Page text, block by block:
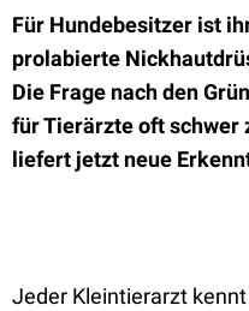
Für Hundebesitzer ist
prolabierte
Die Frage nach den
für Tierärzte oft schwer
liefert jetzt neue
Jeder Kleintierarzt